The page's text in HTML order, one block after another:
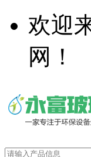
欢迎
网！